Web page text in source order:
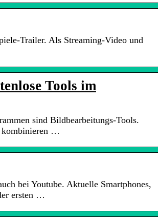
Trailer. Als Streaming-Video und
Tools im
sind Bildbearbeitungs-Tools.
kombinieren …
bei Youtube. Aktuelle Smartphones,
ersten …